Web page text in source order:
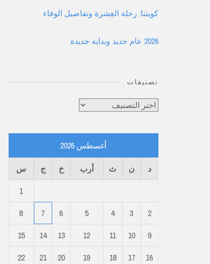
كويتنا: رحلة العِشرة وتفاصيل الوفاء
2026 عام جديد وبداية جديدة
تصنيفات
تصنيفات
أغسطس 2026
د ن ث أرب خ ج
س
1
2
3
4
5
6
7
8
9
10
11
12
13
14
15
16
17
18
19
20
21
22